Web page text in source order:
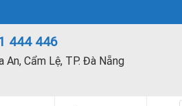
444 446
An, Cẩm Lệ, TP. Đà Nẵng